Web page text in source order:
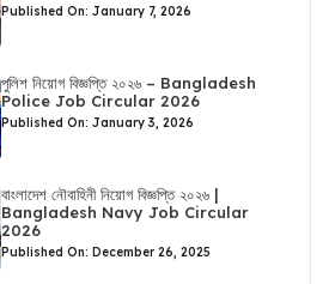
Published On: January 7, 2026
পুলিশ নিয়োগ বিজ্ঞপ্তি ২০২৬ – Bangladesh
Police Job Circular 2026
Published On: January 3, 2026
বাংলাদেশ নৌবাহিনী নিয়োগ বিজ্ঞপ্তি ২০২৬ |
Bangladesh Navy Job Circular
2026
Published On: December 26, 2025